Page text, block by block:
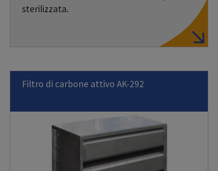
sterilizzata.
Filtro di carbone attivo AK-292